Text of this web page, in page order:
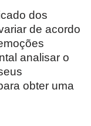
dos
de acordo
analisar o
obter uma